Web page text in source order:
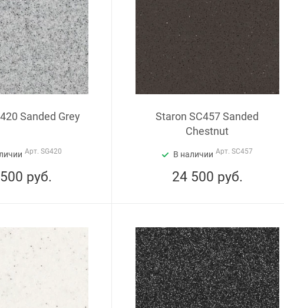
Sanded Grey
Арт. SG420
руб.
Staron SC457 Sanded
Chestnut
В наличии Арт. SC457
24 500 руб.